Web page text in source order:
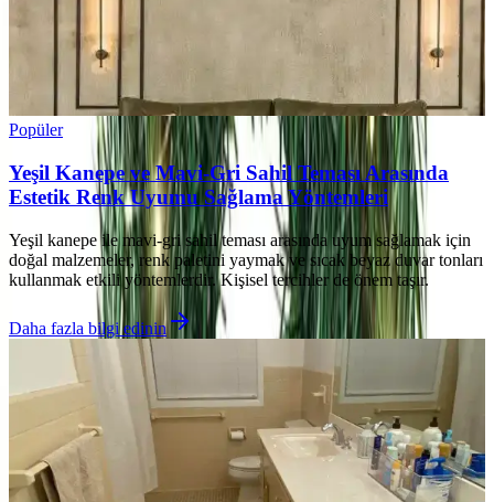
Popüler
Yeşil Kanepe ve Mavi-Gri Sahil Teması Arasında
Estetik Renk Uyumu Sağlama Yöntemleri
Yeşil kanepe ile mavi-gri sahil teması arasında uyum sağlamak için
doğal malzemeler, renk paletini yaymak ve sıcak beyaz duvar tonları
kullanmak etkili yöntemlerdir. Kişisel tercihler de önem taşır.
Daha fazla bilgi edinin